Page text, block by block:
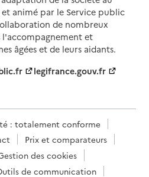
animé par le Service public
de nombreux
l'accompagnement et
âgées et de leurs aidants.
legifrance.gouv.fr
: totalement conforme
Prix et comparateurs
des cookies
de communication